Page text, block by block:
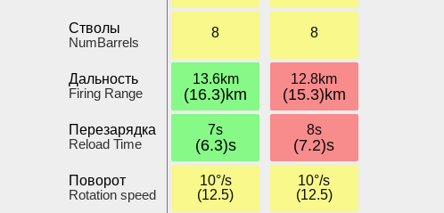
Стволы
NumBarrels
Дальность
Firing Range
Перезарядка
Reload Time
Поворот
Rotation speed
8
13.6km
(16.3)km
7s
(6.3)s
10°/s
(12.5)
8
12.8km
(15.3)km
8s
(7.2)s
10°/s
(12.5)